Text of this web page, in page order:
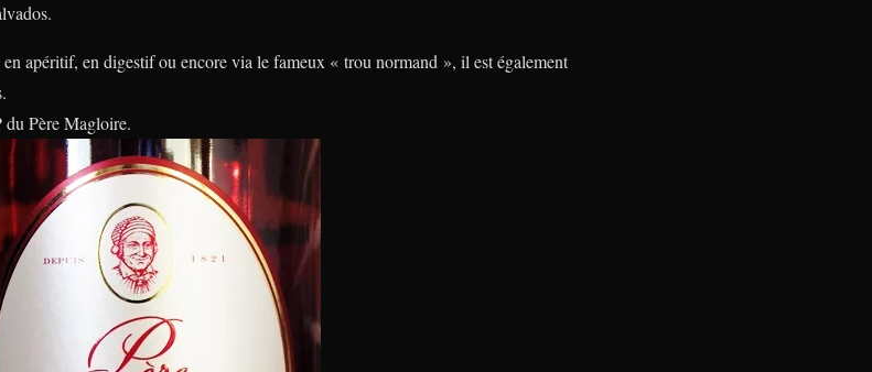
apéritif, en digestif ou encore via le fameux « trou normand », il est également
du Père Magloire.